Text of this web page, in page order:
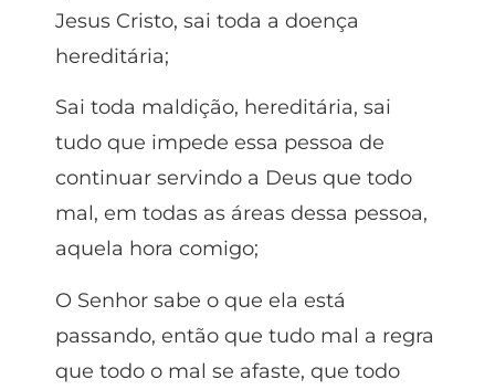
Jesus Cristo, sai toda a doença
hereditária;
Sai toda maldição, hereditária, sai
tudo que impede essa pessoa de
continuar servindo a Deus que todo
mal, em todas as áreas dessa pessoa,
aquela hora comigo;
O Senhor sabe o que ela está
passando, então que tudo mal a regra
que todo o mal se afaste, que todo